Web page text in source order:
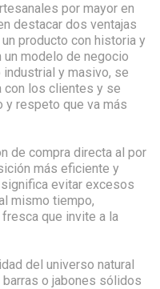
por mayor en
destacar dos ventajas
producto con historia y
un modelo de negocio
y masivo, se
con los clientes y se
y respeto que va más
de compra directa al por
más eficiente y
evitar excesos
mismo tiempo,
que invite a la
del universo natural
o jabones sólidos